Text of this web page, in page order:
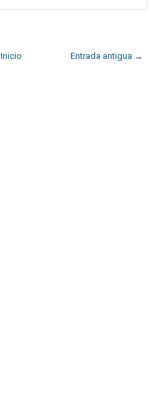
Entrada antigua →
Inicio